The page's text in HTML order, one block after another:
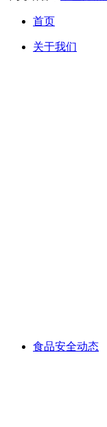
首页
关于我们
食品安全动态